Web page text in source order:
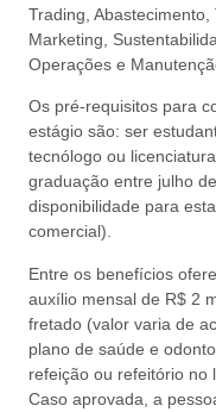
Trading, Abastecimento,
Marketing,
Operações e
Os pré-requisitos para
estágio são: ser
tecnólogo ou
graduação entre julho
disponibilidade para
comercial).
Entre os benefícios
auxílio mensal de R$ 2
fretado (valor varia de
plano de saúde e
refeição ou refeitório no
Caso aprovada, a